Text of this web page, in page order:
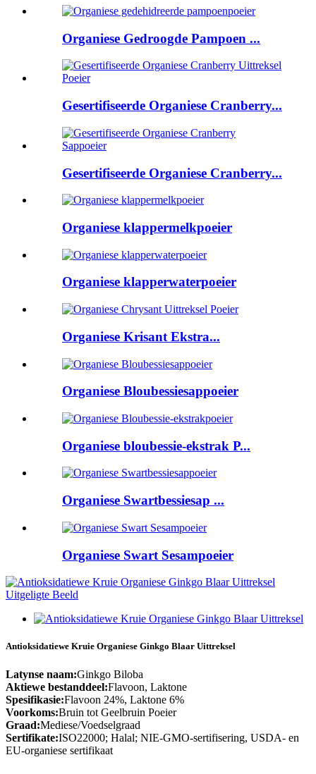
Organiese Gedroogde Pampoen ...
Gesertifiseerde Organiese Cranberry...
Gesertifiseerde Organiese Cranberry...
Organiese klappermelkpoeier
Organiese klapperwaterpoeier
Organiese Krisant Ekstra...
Organiese Bloubessiesappoeier
Organiese bloubessie-ekstrak P...
Organiese Swartbessiesap ...
Organiese Swart Sesampoeier
Antioksidatiewe Kruie Organiese Ginkgo Blaar Uittreksel
Latynse naam:Ginkgo Biloba
Aktiewe bestanddeel:Flavoon, Laktone
Spesifikasie:Flavoon 24%, Laktone 6%
Voorkoms:Bruin tot Geelbruin Poeier
Graad:Mediese/Voedselgraad
Sertifikate:ISO22000; Halal; NIE-GMO-sertifisering, USDA- en
EU-organiese sertifikaat